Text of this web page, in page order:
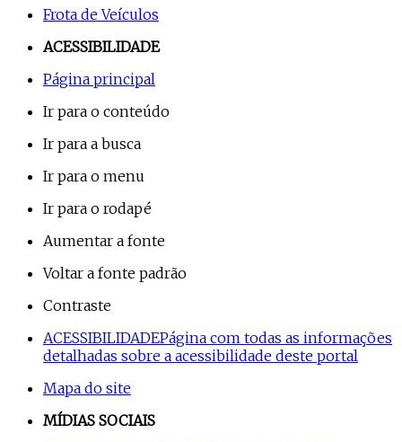
Frota de Veículos
ACESSIBILIDADE
Página principal
Ir para o conteúdo
Ir para a busca
Ir para o menu
Ir para o rodapé
Aumentar a fonte
Voltar a fonte padrão
Contraste
ACESSIBILIDADEPágina com todas as informações
detalhadas sobre a acessibilidade deste portal
Mapa do site
MÍDIAS SOCIAIS